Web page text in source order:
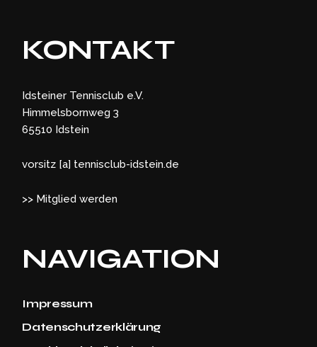
KONTAKT
Idsteiner Tennisclub e.V.
Himmelsbornweg 3
65510 Idstein
vorsitz [a] tennisclub-idstein.de
>> Mitglied werden
NAVIGATION
Impressum
Datenschutzerklärung